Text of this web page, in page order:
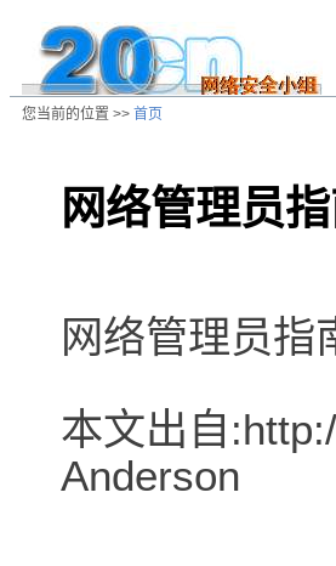
您当前的位置 >> 首页
网络管理员
网络管理员指
本文出自
Anderson